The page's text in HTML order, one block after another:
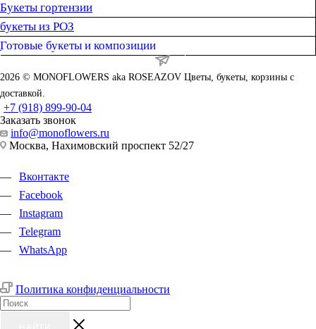
Букеты гортензии
букеты из РОЗ
Готовые букеты и композиции
2026 © MONOFLOWERS aka ROSEAZOV Цветы, букеты, корзины с
доставкой.
+7 (918) 899-90-04
Заказать звонок
info@monoflowers.ru
Москва, Нахимовский проспект 52/27
Вконтакте
Facebook
Instagram
Telegram
WhatsApp
Политика конфиденциальности